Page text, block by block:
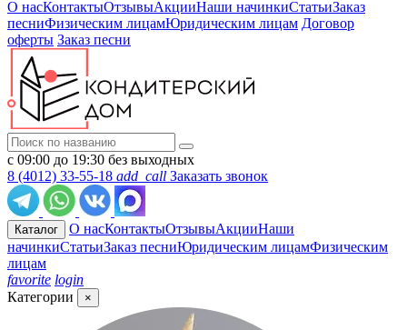
О насКонтактыОтзывыАкцииНаши начинкиСтатьиЗаказ
песниФизическим лицамЮридическим лицам Договор
оферты Заказ песни
с 09:00 до 19:30 без выходных
8 (4012) 33-55-18 add_call Заказать звонок
Каталог О насКонтактыОтзывыАкцииНаши
начинкиСтатьиЗаказ песниЮридическим лицамФизическим
лицам
favorite login
Категории
×